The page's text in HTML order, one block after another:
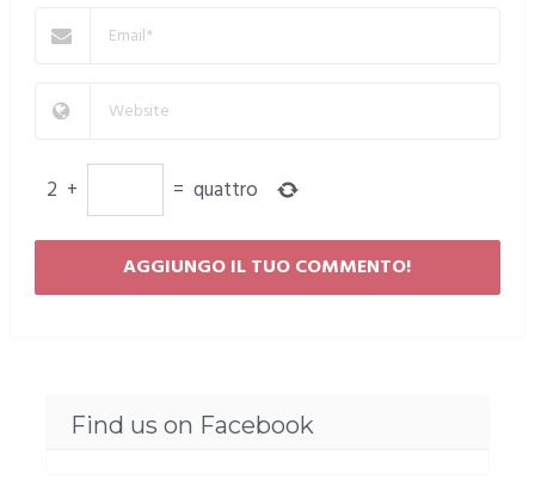
2 + = quattro
Find us on Facebook